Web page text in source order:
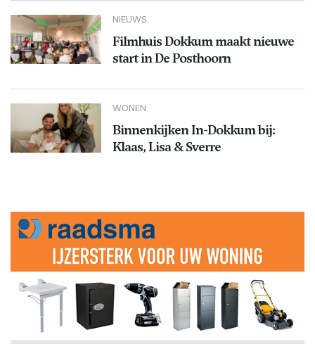
NIEUWS
Filmhuis Dokkum maakt nieuwe
start in De Posthoorn
WONEN
Binnenkijken In-Dokkum bij:
Klaas, Lisa & Sverre